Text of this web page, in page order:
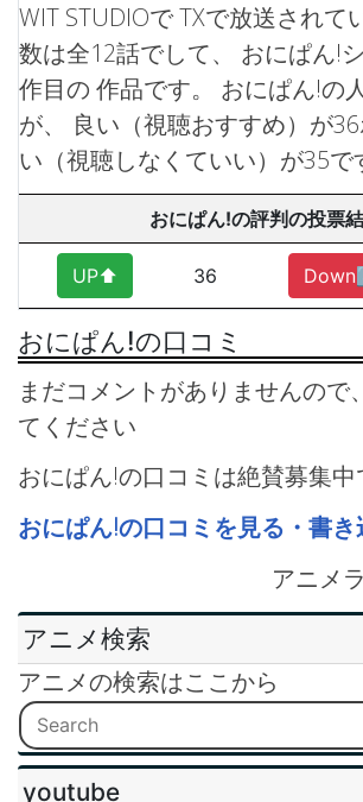
WIT STUDIOで TXで放送されて
数は全12話でして、 おにぱん!
作目の 作品です。
おにぱん!の
が、 良い（視聴おすすめ）が
い（視聴しなくていい）が35で
おにぱん!の評判の投票
UP⬆︎ 36
おにぱん!の口コミ
まだコメントがありませんので
てください
おにぱん!の口コミは絶賛募集中
おにぱん!の口コミを見る・書き
アニメ
アニメ検索
アニメの検索はここから
youtube